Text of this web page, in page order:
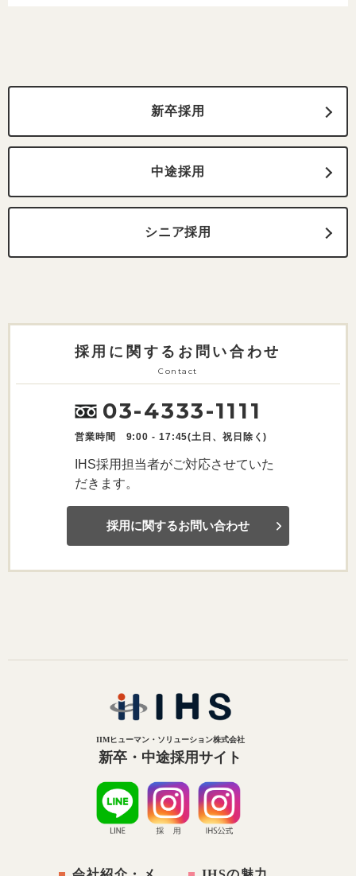
新卒採用
中途採用
シニア採用
採用に関するお問い合わせ
Contact
03-4333-1111
営業時間 9:00 - 17:45(土日、祝日除く)
IHS採用担当者がご対応させていた
だきます。
採用に関するお問い合わせ
IIMヒューマン・ソリューション株式会社
新卒・中途採用サイト